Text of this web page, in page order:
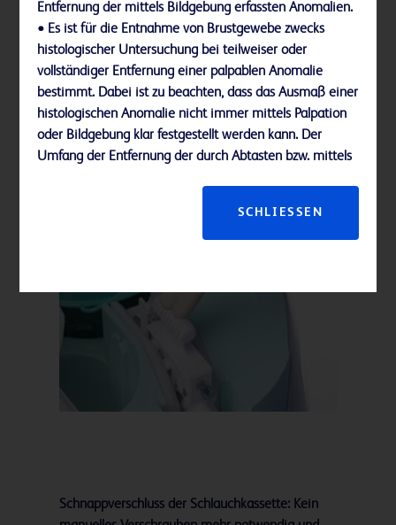
Von oben befüllbarer Behälter: Ermöglicht eine
schnelle und komfortable Einrichtung aus einer
aufrechten Position
Schnappverschluss der Schlauchkassette: Kein
Entfernung der mittels Bildgebung erfassten Anomalien.
• Es ist für die Entnahme von Brustgewebe zwecks
histologischer Untersuchung bei teilweiser oder
vollständiger Entfernung einer palpablen Anomalie
bestimmt. Dabei ist zu beachten, dass das Ausmaß einer
histologischen Anomalie nicht immer mittels Palpation
oder Bildgebung klar festgestellt werden kann. Der
Umfang der Entfernung der durch Abtasten bzw. mittels
einer histologischen Anomalie (z. B. einer Malignität).
Wenn die entnommene Anomalie nicht histologisch
Entfernung untersucht werden.
fibrozystischer Läsion) als benigne befundeter
Anomalien können derartige tastbare Läsionen auch mit
dem EnCor Enspire™ Brustbiopsiesystem teilweise
histologisch gutartig ist, müssen die Geweberänder
unbedingt mit den üblichen chirurgischen Verfahren auf
SCHLIESSEN